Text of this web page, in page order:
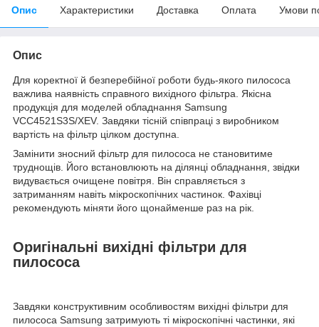
Опис Характеристики Доставка Оплата Умови
Опис
Для коректної й безперебійної роботи будь-якого пилососа
важлива наявність справного вихідного фільтра. Якісна
продукція для моделей обладнання Samsung
VCC4521S3S/XEV. Завдяки тісній співпраці з виробником
вартість на фільтр цілком доступна.
Замінити зносний фільтр для пилососа не становитиме
труднощів. Його встановлюють на ділянці обладнання, звідки
видувається очищене повітря. Він справляється з
затриманням навіть мікроскопічних частинок. Фахівці
рекомендують міняти його щонайменше раз на рік.
Оригінальні вихідні фільтри для
пилососа
Завдяки конструктивним особливостям вихідні фільтри для
пилососа Samsung затримують ті мікроскопічні частинки, які